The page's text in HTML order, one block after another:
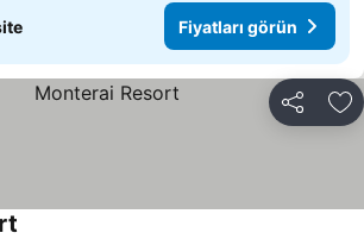
Fiyatları görün
Paylaş